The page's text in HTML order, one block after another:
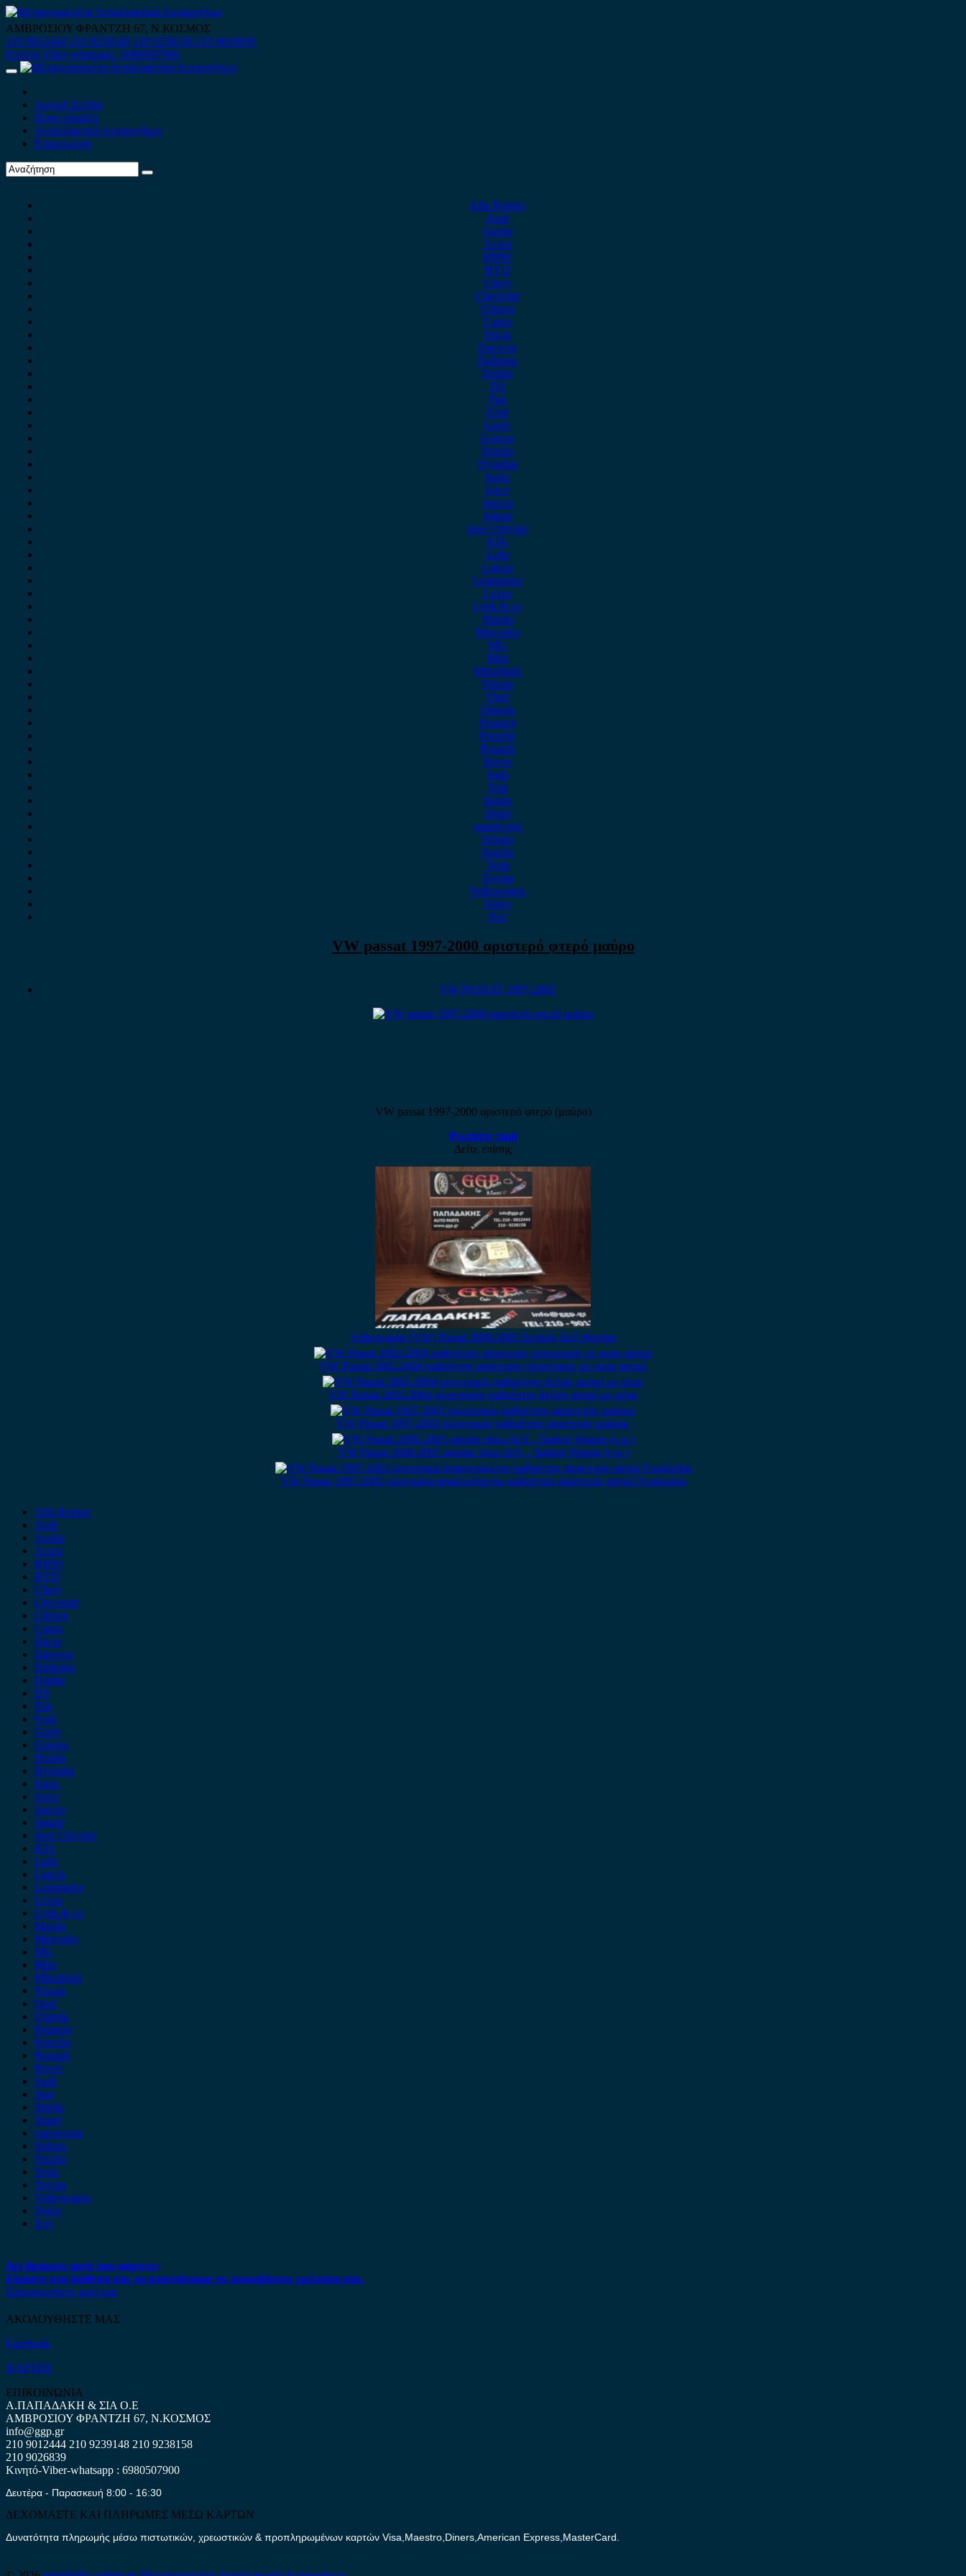
Skip
to
content
ΑΜΒΡΟΣΙΟΥ ΦΡΑΝΤΖΗ 67, Ν.ΚΟΣΜΟΣ
210 9012444 210 9239148 210 9238158 210 9026839
Κινητό-Viber-whatsapp : 6980507900
Primary
Αρχική Σελίδα
Ποιοί είμαστε
Ανταλλακτικά Αυτοκινήτων
Επικοινωνία
Alfa Romeo
Audi
Austin
Acura
BMW
BYD
Chery
Chevrolet
Citroen
Cupra
Dacia
Daewoo
Daihatsu
Dodge
DS
Fiat
Ford
Geely
Gonow
Honda
Hyundai
Isuzu
iveco
Jaecoo
Jaguar
Jeep Chrysler
KIA
Lada
Lancia
Leapmotor
Lexus
Lynk & co
Mazda
Mercedes
MG
Mini
Mitsubishi
Nissan
Opel
Omoda
Peugeot
Porsche
Renault
Rover
Saab
Seat
Skoda
Smart
ssangyong
Subaru
Suzuki
Tesla
Toyota
Volkswagen
Volvo
Xev
VW passat 1997-2000 αριστερό φτερό μαύρο
VW PASSAT 1997-2005
VW passat 1997-2000 αριστερό φτερό (μαύρο)
Ρωτήστε τιμή
Δείτε επίσης
Volkswagen (VW) Passat 2000-2005 Εμπρός Δεξί Φανάρι
VW Passat 2002-2004 καθρέπτης αριστερός ηλεκτρικός με φλας ασημί
VW Passat 2002-2004 ηλεκτρικός καθρέπτης δεξιός ασημί με φλας
VW Passat 1997-2003 ηλεκτρικός καθρέπτης αριστερός μαύρος
VW Passat 2000-2005 φανάρι πίσω δεξί – Station Wagon (s.w.)
VW Passat 1997-2003 ηλεκτρικά ανακλινόμενος καθρέπτης αριστερός ασημί 9 καλώδια
Alfa Romeo
Audi
Austin
Acura
BMW
BYD
Chery
Chevrolet
Citroen
Cupra
Dacia
Daewoo
Daihatsu
Dodge
DS
Fiat
Ford
Geely
Gonow
Honda
Hyundai
Isuzu
iveco
Jaecoo
Jaguar
Jeep Chrysler
KIA
Lada
Lancia
Leapmotor
Lexus
Lynk & co
Mazda
Mercedes
MG
Mini
Mitsubishi
Nissan
Opel
Omoda
Peugeot
Porsche
Renault
Rover
Saab
Seat
Skoda
Smart
ssangyong
Subaru
Suzuki
Tesla
Toyota
Volkswagen
Volvo
Xev
Δεν βρήκατε αυτό που ψάχνετε;
Είμαστε στη διάθεση σας να απαντήσουμε σε οποιαδήποτε ερώτηση σας.
Επικοινωνήστε μαζί μας
ΑΚΟΛΟΥΘΗΣΤΕ ΜΑΣ
Facebook
ΧΑΡΤΗΣ
ΕΠΙΚΟΙΝΩΝΙΑ
Α.ΠΑΠΑΔΑΚΗ & ΣΙΑ Ο.Ε
ΑΜΒΡΟΣΙΟΥ ΦΡΑΝΤΖΗ 67, Ν.ΚΟΣΜΟΣ
info@ggp.gr
210 9012444 210 9239148 210 9238158
210 9026839
Κινητό-Viber-whatsapp : 6980507900
Δευτέρα - Παρασκευή 8:00 - 16:30
ΔΕΧΟΜΑΣΤΕ ΚΑΙ ΠΛΗΡΩΜΕΣ ΜΕΣΩ ΚΑΡΤΩΝ
Δυνατότητα πληρωμής μέσω πιστωτικών, χρεωστικών & προπληρωμένων καρτών Visa,Maestro,Diners,American Express,MasterCard.